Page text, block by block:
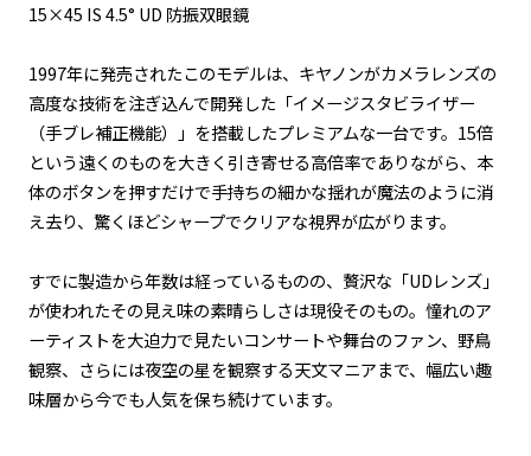
15×45 IS 4.5° UD 防振双眼鏡
1997年に発売されたこのモデルは、キヤノンがカメラレンズの
高度な技術を注ぎ込んで開発した「イメージスタビライザー
（手ブレ補正機能）」を搭載したプレミアムな一台です。15倍
という遠くのものを大きく引き寄せる高倍率でありながら、本
体のボタンを押すだけで手持ちの細かな揺れが魔法のように消
え去り、驚くほどシャープでクリアな視界が広がります。
すでに製造から年数は経っているものの、贅沢な「UDレンズ」
が使われたその見え味の素晴らしさは現役そのもの。憧れのア
ーティストを大迫力で見たいコンサートや舞台のファン、野鳥
観察、さらには夜空の星を観察する天文マニアまで、幅広い趣
味層から今でも人気を保ち続けています。